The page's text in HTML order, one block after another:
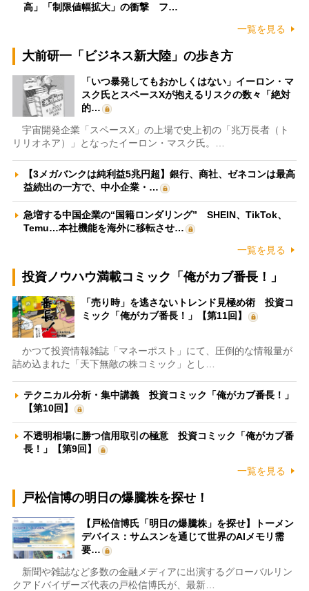
高」「制限値幅拡大」の衝撃 フ…
一覧を見る
大前研一「ビジネス新大陸」の歩き方
「いつ暴発してもおかしくはない」イーロン・マ
スク氏とスペースXが抱えるリスクの数々「絶対
的…
宇宙開発企業「スペースX」の上場で史上初の「兆万長者（ト
リリオネア）」となったイーロン・マスク氏。…
【3メガバンクは純利益5兆円超】銀行、商社、ゼネコンは最高
益続出の一方で、中小企業・…
急増する中国企業の“国籍ロンダリング” SHEIN、TikTok、
Temu…本社機能を海外に移転させ…
一覧を見る
投資ノウハウ満載コミック「俺がカブ番長！」
「売り時」を逃さないトレンド見極め術 投資コ
ミック「俺がカブ番長！」【第11回】
かつて投資情報雑誌「マネーポスト」にて、圧倒的な情報量が
詰め込まれた「天下無敵の株コミック」とし…
テクニカル分析・集中講義 投資コミック「俺がカブ番長！」
【第10回】
不透明相場に勝つ信用取引の極意 投資コミック「俺がカブ番
長！」【第9回】
一覧を見る
戸松信博の明日の爆騰株を探せ！
【戸松信博氏「明日の爆騰株」を探せ】トーメン
デバイス：サムスンを通じて世界のAIメモリ需
要…
新聞や雑誌など多数の金融メディアに出演するグローバルリン
クアドバイザーズ代表の戸松信博氏が、最新…